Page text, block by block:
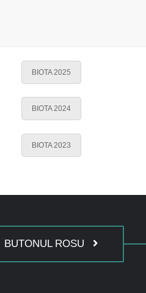
BIOTA 2025
BIOTA 2024
BIOTA 2023
BUTONUL ROSU